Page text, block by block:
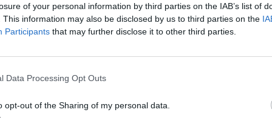
of your personal information by third parties on the IAB’s list of
This information may also be disclosed by us to third parties on the
Participants that may further disclose it to other third parties.
Data Processing Opt Outs
opt-out of the Sharing of my personal data.
Karola Nawrockiego ze Sławomirem Mentzenem,
zadał pytanie o udział w "ustawkach" kiboli.
prezydenta wspierany przez PiS wówczas nie zaprzeczył.
wzbudził spore emocje w mediach. Wirtualna
2024, 08:02